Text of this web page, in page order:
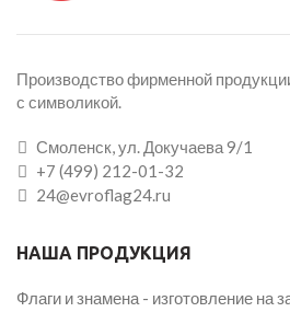
Производство фирменной
с символикой.
Смоленск, ул. Докучаева 9/1
+7 (499) 212-01-32
24@evroflag24.ru
НАША ПРОДУКЦИЯ
Флаги и знамена - изготовление на